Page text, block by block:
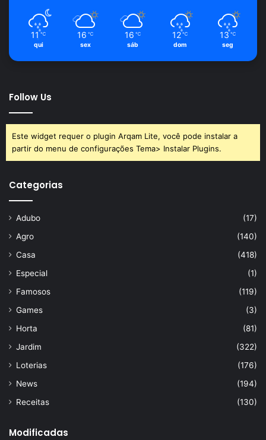
11 ℃
qui
16 ℃
sex
16 ℃
sáb
12 ℃
dom
13 ℃
seg
Follow Us
Este widget requer o plugin Arqam Lite, você pode instalar a
partir do menu de configurações Tema> Instalar Plugins.
Categorias
Adubo
(17)
Agro
(140)
Casa
(418)
Especial
(1)
Famosos
(119)
Games
(3)
Horta
(81)
Jardim
(322)
Loterias
(176)
News
(194)
Receitas
(130)
Modificadas